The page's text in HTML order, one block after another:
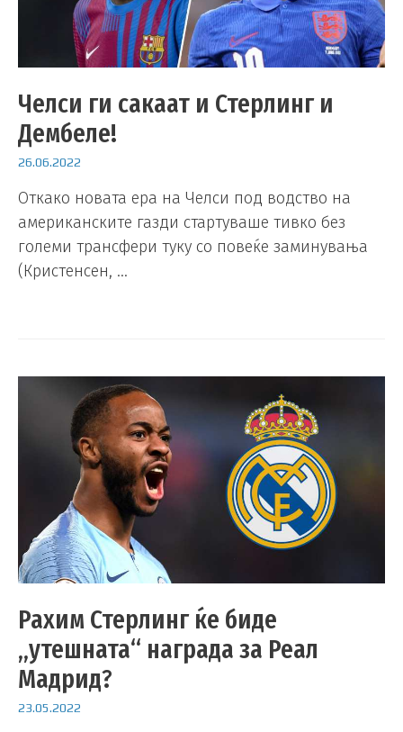
Челси ги сакаат и Стерлинг и
Дембеле!
26.06.2022
Откако новата ера на Челси под водство на
американските газди стартуваше тивко без
големи трансфери туку со повеќе заминувања
(Кристенсен, …
Рахим Стерлинг ќе биде
„утешната“ награда за Реал
Мадрид?
23.05.2022